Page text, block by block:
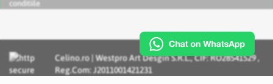
conditiile
Celino.ro | Westpro Art Desgin S.R.L., CIF: RO28541529 ,
Reg.Com: J2011001421231